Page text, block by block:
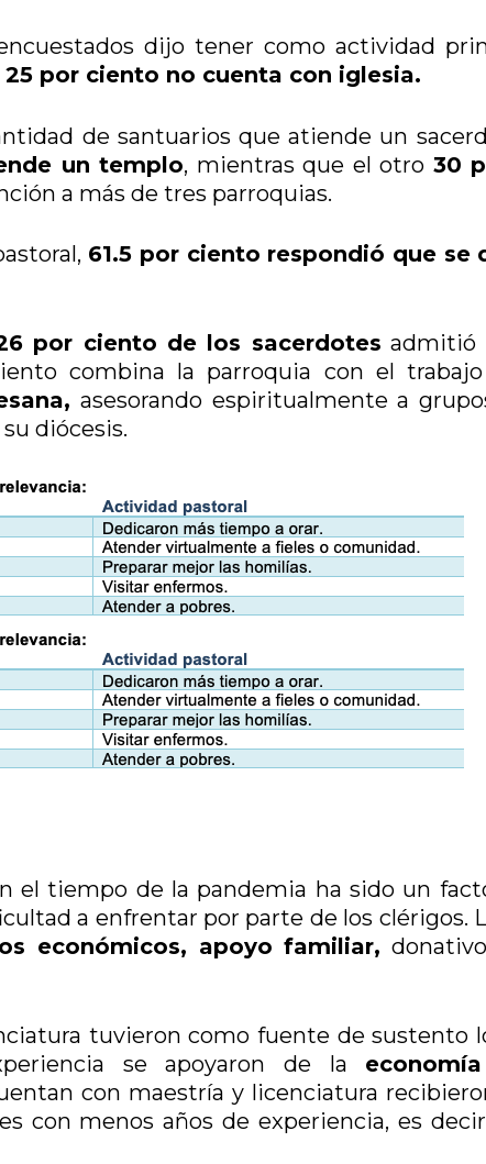
dijo tener como actividad
25 por ciento no cuenta con iglesia.
de santuarios que atiende un
un templo, mientras que el otro 30
a más de tres parroquias.
61.5 por ciento respondió que se
por ciento de los sacerdotes admitió
combina la parroquia con el
asesorando espiritualmente a
diócesis.
el tiempo de la pandemia ha sido un
a enfrentar por parte de los clérigos.
económicos, apoyo familiar,
tuvieron como fuente de sustento
se apoyaron de la
con maestría y licenciatura
con menos años de experiencia, es